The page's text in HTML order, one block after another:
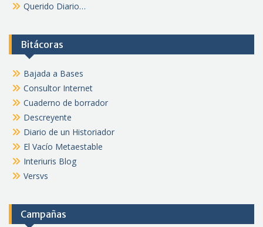
Querido Diario…
Bitácoras
Bajada a Bases
Consultor Internet
Cuaderno de borrador
Descreyente
Diario de un Historiador
El Vacío Metaestable
Interiuris Blog
Versvs
Campañas